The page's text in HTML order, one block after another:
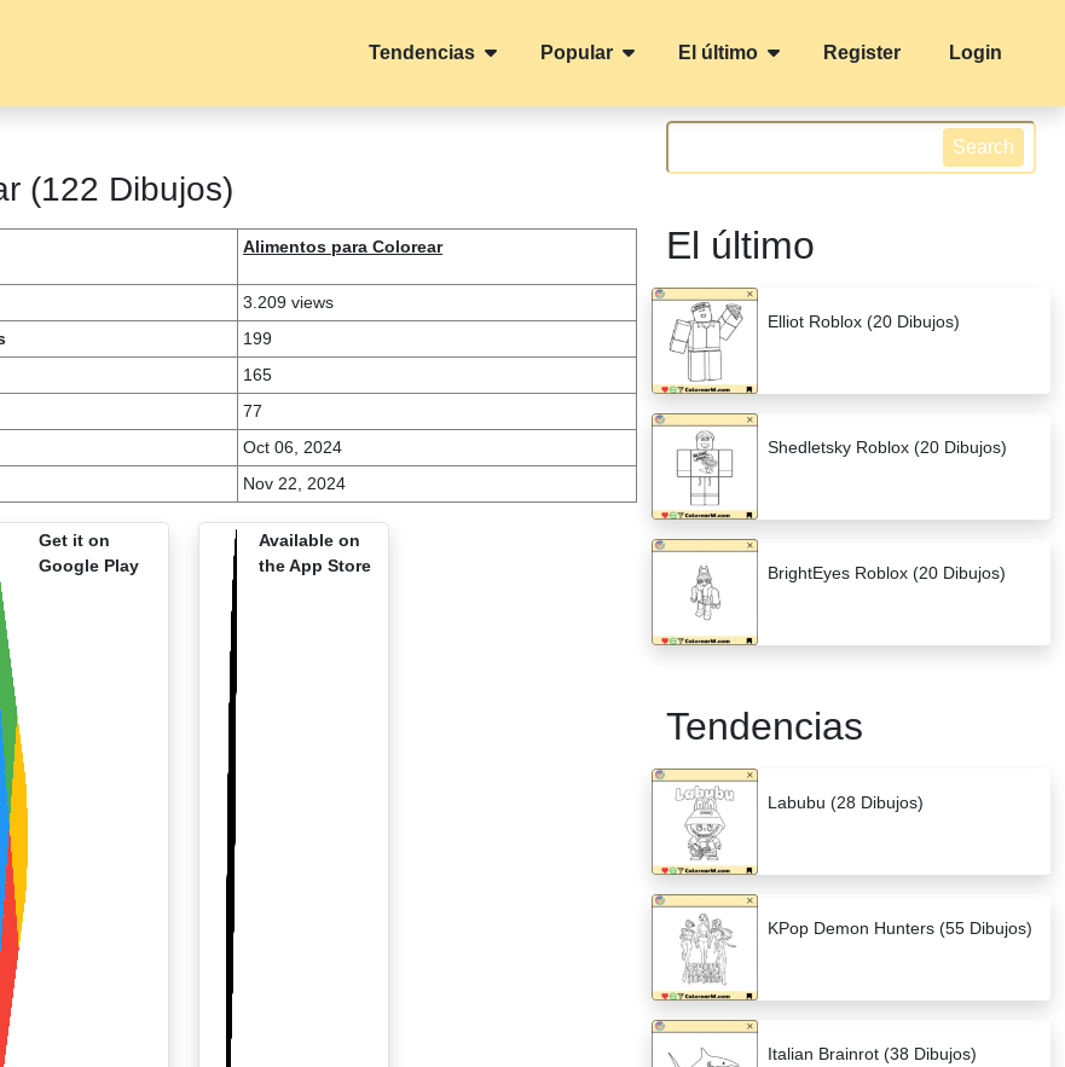
Tendencias Popular El último Register Login
(122 Dibujos)
Alimentos para Colorear
3.209 views
199
165
77
Oct 06, 2024
Nov 22, 2024
Get it on
Google Play
Available on
the App Store
Search
El último
Elliot Roblox (20 Dibujos)
Shedletsky Roblox (20 Dibujos)
BrightEyes Roblox (20 Dibujos)
Tendencias
Labubu (28 Dibujos)
KPop Demon Hunters (55 Dibujos)
Italian Brainrot (38 Dibujos)